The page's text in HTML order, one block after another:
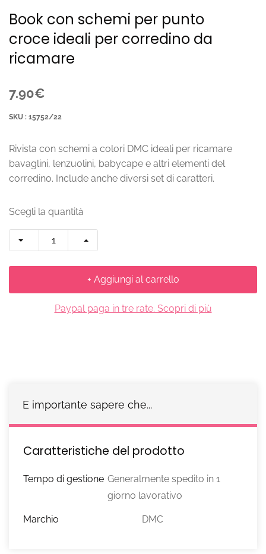
Book con schemi per punto
croce ideali per corredino da
ricamare
7.90€
SKU : 15752/22
Rivista con schemi a colori DMC ideali per ricamare
bavaglini, lenzuolini, babycape e altri elementi del
corredino. Include anche diversi set di caratteri.
Scegli la quantità
+ Aggiungi al carrello
Paypal paga in tre rate. Scopri di più
E importante sapere che...
Caratteristiche del prodotto
Tempo di gestione Generalmente spedito in 1
giorno lavorativo
Marchio DMC